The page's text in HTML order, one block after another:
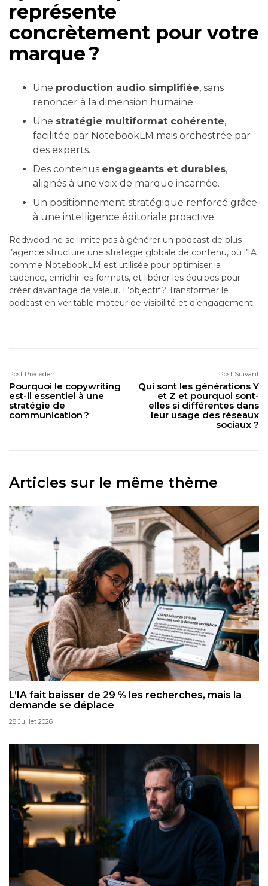
représente
concrètement pour votre
marque ?
Une production audio simplifiée, sans
renoncer à la dimension humaine.
Une stratégie multiformat cohérente,
facilitée par NotebookLM mais orchestrée par
des experts.
Des contenus engageants et durables,
alignés à une voix de marque incarnée.
Un positionnement stratégique renforcé grâce
à une intelligence éditoriale proactive.
Redwood ne se limite pas à générer un podcast de plus :
l’agence structure une stratégie globale de contenu, où l’IA
comme NotebookLM est utilisée pour optimiser la
cadence, enrichir les formats, et libérer les équipes pour
créer davantage de valeur. L’objectif ? Transformer le
podcast en véritable moteur de visibilité et d’engagement.
Post Précédent
Pourquoi le copywriting
est-il essentiel à une
stratégie de
communication ?
Post Suivant
Qui sont les générations Y
et Z et pourquoi sont-
elles si différentes dans
leur usage des réseaux
sociaux ?
Articles sur le même thème
L’IA fait baisser de 29 % les recherches, mais la
demande se déplace
28 Juillet 2026